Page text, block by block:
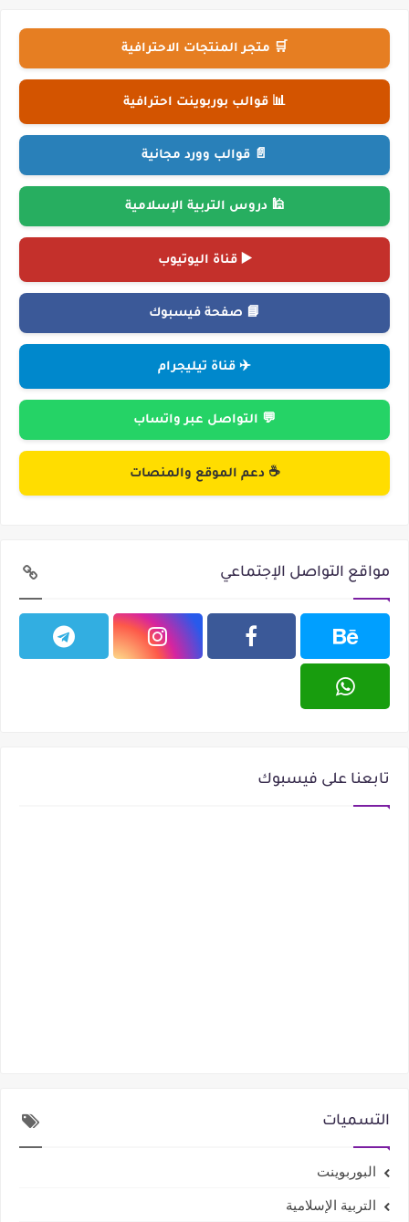
🛒 متجر المنتجات الاحترافية
📊 قوالب بوربوينت احترافية
📄 قوالب وورد مجانية
🕌 دروس التربية الإسلامية
▶️ قناة اليوتيوب
📘 صفحة فيسبوك
✈️ قناة تيليجرام
💬 التواصل عبر واتساب
☕ دعم الموقع والمنصات
مواقع التواصل الإجتماعي
تابعنا على فيسبوك
التسميات
البوربوينت
التربية الإسلامية